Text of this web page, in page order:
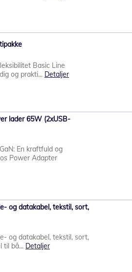
Basic Line
og prakti... Detaljer
lader 65W (2xUSB-
En kraftfuld og
Power Adapter
og datakabel, tekstil, sort,
og datakabel, tekstil, sort,
til bå... Detaljer